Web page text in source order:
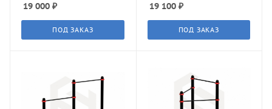
19 000 ₽
ПОД ЗАКАЗ
19 100₽
ПОД ЗАКАЗ